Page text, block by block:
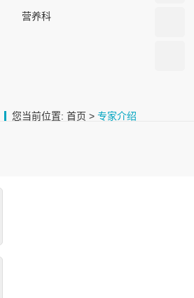
营养科
您当前位置: 首页 > 专家介绍